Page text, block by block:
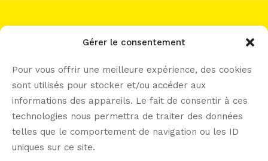
Gérer le consentement
Pour vous offrir une meilleure expérience, des cookies
sont utilisés pour stocker et/ou accéder aux
informations des appareils. Le fait de consentir à ces
technologies nous permettra de traiter des données
telles que le comportement de navigation ou les ID
uniques sur ce site.
work with me?